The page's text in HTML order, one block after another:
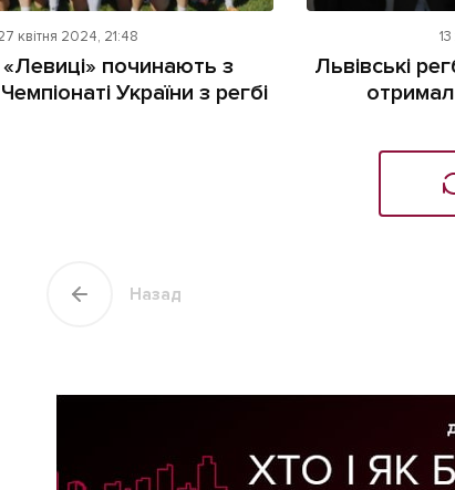
квітня 2024, 21:48
«Левиці» починають з
України з регбі
Львівські
Назад